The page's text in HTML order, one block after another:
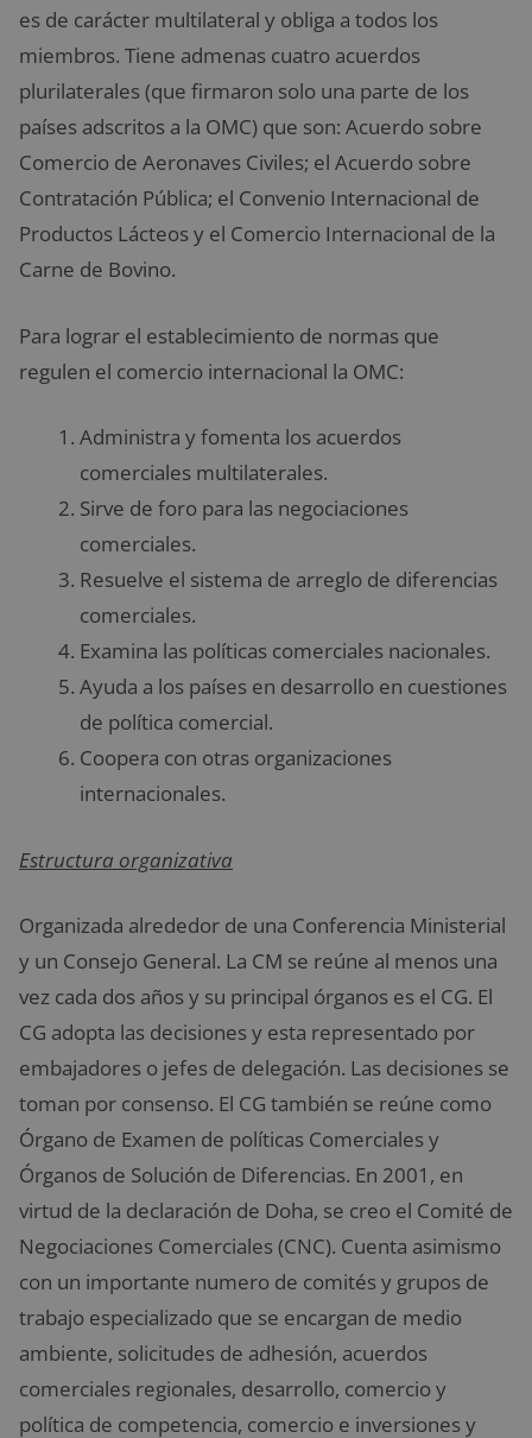
es de carácter multilateral y obliga a todos los
miembros. Tiene admenas cuatro acuerdos
plurilaterales (que firmaron solo una parte de los
países adscritos a la OMC) que son: Acuerdo sobre
Comercio de Aeronaves Civiles; el Acuerdo sobre
Contratación Pública; el Convenio Internacional de
Productos Lácteos y el Comercio Internacional de la
Carne de Bovino.
Para lograr el establecimiento de normas que
regulen el comercio internacional la OMC:
Administra y fomenta los acuerdos
comerciales multilaterales.
Sirve de foro para las negociaciones
comerciales.
Resuelve el sistema de arreglo de diferencias
comerciales.
Examina las políticas comerciales nacionales.
Ayuda a los países en desarrollo en cuestiones
de política comercial.
Coopera con otras organizaciones
internacionales.
Estructura organizativa
Organizada alrededor de una Conferencia Ministerial
y un Consejo General. La CM se reúne al menos una
vez cada dos años y su principal órganos es el CG. El
CG adopta las decisiones y esta representado por
embajadores o jefes de delegación. Las decisiones se
toman por consenso. El CG también se reúne como
Órgano de Examen de políticas Comerciales y
Órganos de Solución de Diferencias. En 2001, en
virtud de la declaración de Doha, se creo el Comité de
Negociaciones Comerciales (CNC). Cuenta asimismo
con un importante numero de comités y grupos de
trabajo especializado que se encargan de medio
ambiente, solicitudes de adhesión, acuerdos
comerciales regionales, desarrollo, comercio y
política de competencia, comercio e inversiones y